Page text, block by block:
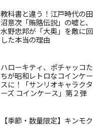
教科書と違う！江戸時代の田
沼意次「賄賂伝説」の嘘と、
水野忠邦が「大奥」を敵に回
した本当の理由
ハローキティ、ポチャッコた
ちが昭和レトロなコインケー
スに！「サンリオキャラクタ
ーズ コインケース」第２弾
【季節・数量限定】キンモク